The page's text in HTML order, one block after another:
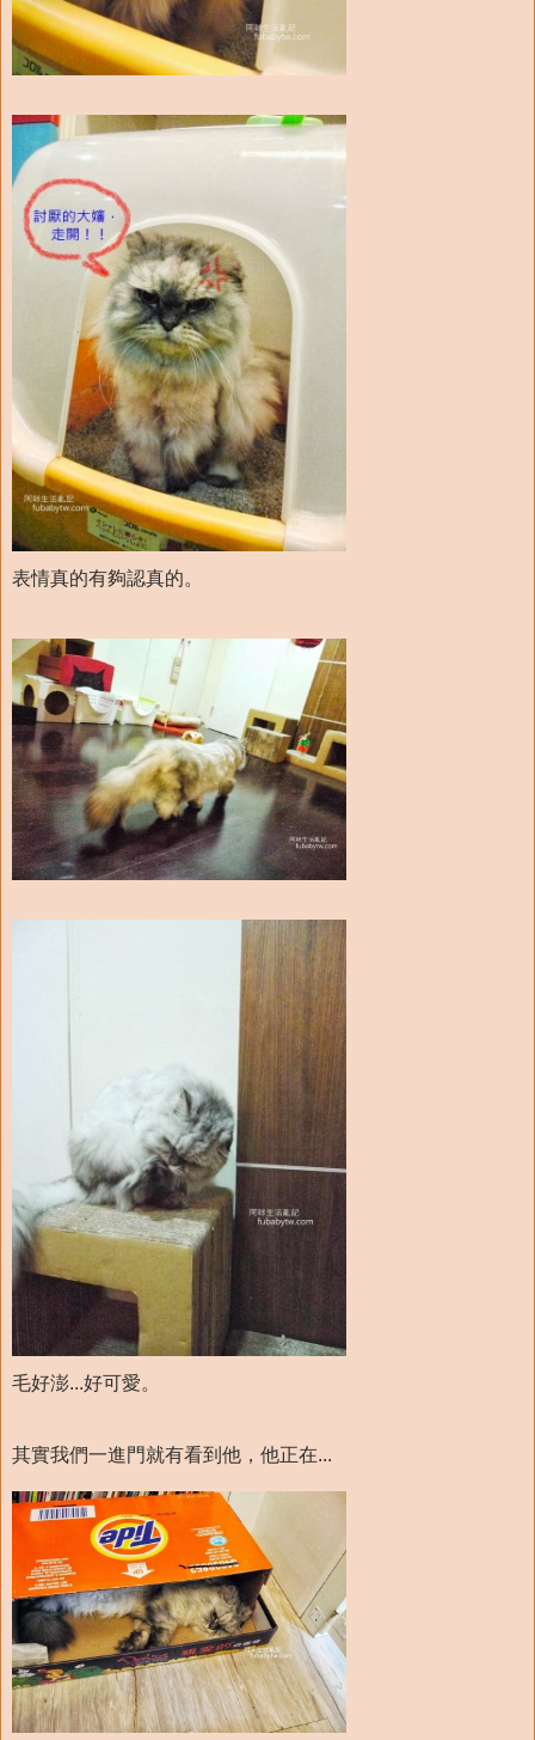
表情真的有夠認真的。
毛好澎...好可愛。
其實我們一進門就有看到他，他正在...